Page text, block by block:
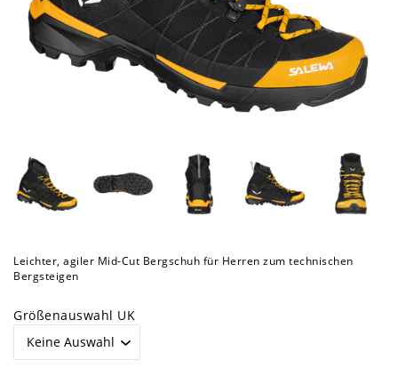
Leichter, agiler Mid-Cut Bergschuh für Herren zum technischen
Bergsteigen
Größenauswahl UK